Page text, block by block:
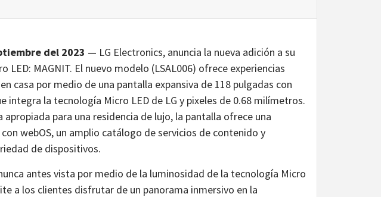
del 2023 — LG Electronics, anuncia la nueva adición a su
LED: MAGNIT. El nuevo modelo (LSAL006) ofrece experiencias
casa por medio de una pantalla expansiva de 118 pulgadas con
integra la tecnología Micro LED de LG y pixeles de 0.68 milímetros.
apropiada para una residencia de lujo, la pantalla ofrece una
webOS, un amplio catálogo de servicios de contenido y
de dispositivos.
antes vista por medio de la luminosidad de la tecnología Micro
a los clientes disfrutar de un panorama inmersivo en la